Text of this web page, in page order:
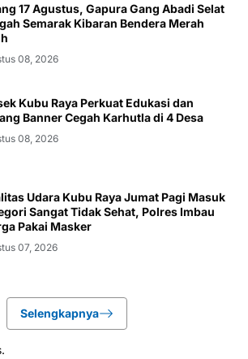
17 Agustus, Gapura Gang Abadi Selat
Semarak Kibaran Bendera Merah
08, 2026
Kubu Raya Perkuat Edukasi dan
Banner Cegah Karhutla di 4 Desa
08, 2026
Udara Kubu Raya Jumat Pagi Masuk
Sangat Tidak Sehat, Polres Imbau
Pakai Masker
07, 2026
Selengkapnya